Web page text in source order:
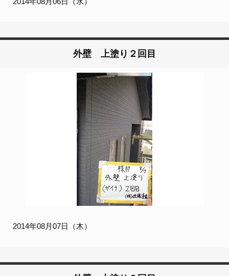
外壁 上塗り２回目
2014年08月07日（木）